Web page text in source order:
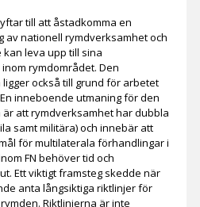
till att åstadkomma en
av nationell rymdverksamhet och
leva upp till sina
rymdområdet. Den
också till grund för arbetet
inneboende utmaning för den
att rymdverksamhet har dubbla
samt militära) och innebär att
för multilaterala förhandlingar i
FN behöver tid och
Ett viktigt framsteg skedde när
anta långsiktiga riktlinjer för
Riktlinjerna är inte